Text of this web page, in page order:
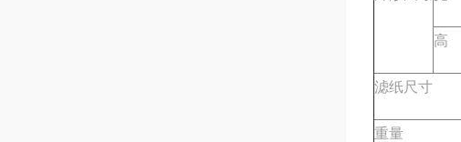
高
滤纸尺寸
重量